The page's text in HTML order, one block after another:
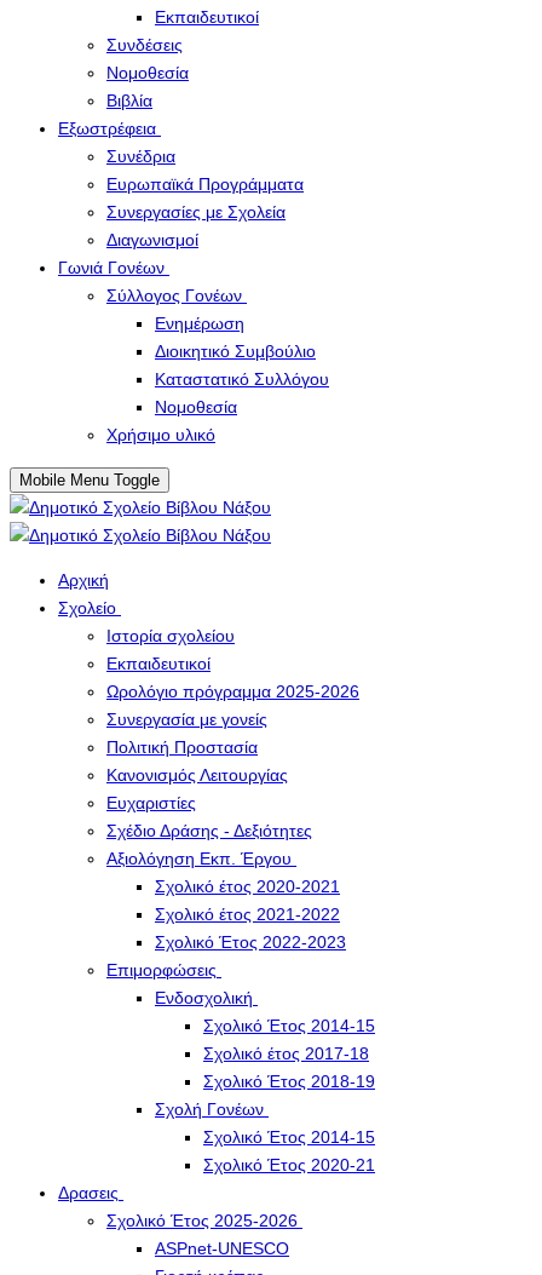
Εκπαιδευτικοί
Συνδέσεις
Νομοθεσία
Βιβλία
Εξωστρέφεια
Συνέδρια
Ευρωπαϊκά Προγράμματα
Συνεργασίες με Σχολεία
Διαγωνισμοί
Γωνιά Γονέων
Σύλλογος Γονέων
Ενημέρωση
Διοικητικό Συμβούλιο
Καταστατικό Συλλόγου
Νομοθεσία
Χρήσιμο υλικό
Mobile Menu Toggle
Αρχική
Σχολείο
Ιστορία σχολείου
Εκπαιδευτικοί
Ωρολόγιο πρόγραμμα 2025-2026
Συνεργασία με γονείς
Πολιτική Προστασία
Κανονισμός Λειτουργίας
Ευχαριστίες
Σχέδιο Δράσης - Δεξιότητες
Αξιολόγηση Εκπ. Έργου
Σχολικό έτος 2020-2021
Σχολικό έτος 2021-2022
Σχολικό Έτος 2022-2023
Επιμορφώσεις
Ενδοσχολική
Σχολικό Έτος 2014-15
Σχολικό έτος 2017-18
Σχολικό Έτος 2018-19
Σχολή Γονέων
Σχολικό Έτος 2014-15
Σχολικό Έτος 2020-21
Δρασεις
Σχολικό Έτος 2025-2026
ASPnet-UNESCO